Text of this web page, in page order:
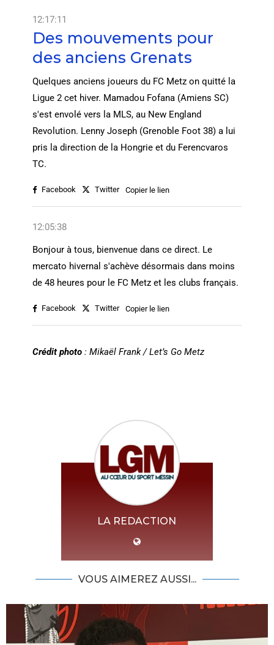
12:17:11
Des mouvements pour
des anciens Grenats
Quelques anciens joueurs du FC Metz on quitté la
Ligue 2 cet hiver. Mamadou Fofana (Amiens SC)
s'est envolé vers la MLS, au New England
Revolution. Lenny Joseph (Grenoble Foot 38) a lui
pris la direction de la Hongrie et du Ferencvaros
TC.
Facebook Twitter Copier le lien
12:05:38
Bonjour à tous, bienvenue dans ce direct. Le
mercato hivernal s'achève désormais dans moins
de 48 heures pour le FC Metz et les clubs français.
Facebook Twitter Copier le lien
Crédit photo: Mikaël Frank / Let’s Go Metz
LA REDACTION
VOUS AIMEREZ AUSSI...